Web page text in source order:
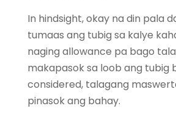
In hindsight, okay na din pala
tumaas ang tubig sa kalye
naging allowance pa bago
makapasok sa loob ang tubig
considered, talagang
pinasok ang bahay.